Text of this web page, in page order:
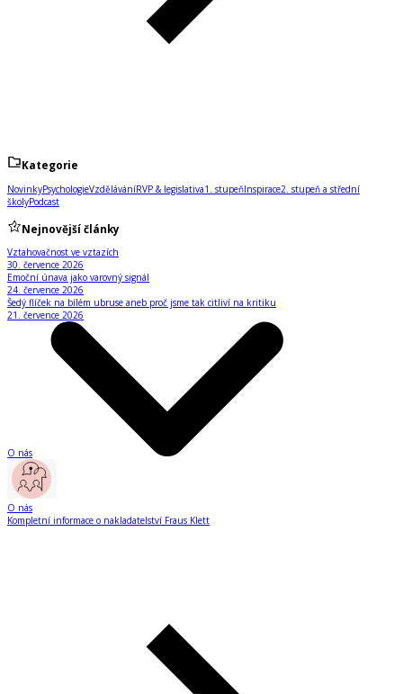
Kategorie
NovinkyPsychologieVzděláváníRVP & legislativa1. stupeňInspirace2. stupeň a střední
školyPodcast
Nejnovější články
Vztahovačnost ve vztazích
30. července 2026
Emoční únava jako varovný signál
24. července 2026
Šedý flíček na bílém ubruse aneb proč jsme tak citliví na kritiku
21. července 2026
O nás
O nás
Kompletní informace o nakladatelství Fraus Klett